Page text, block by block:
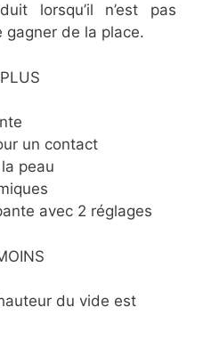
lorsqu’il n’est pas
gagner de la place.
un contact
peau
avec 2 réglages
du vide est